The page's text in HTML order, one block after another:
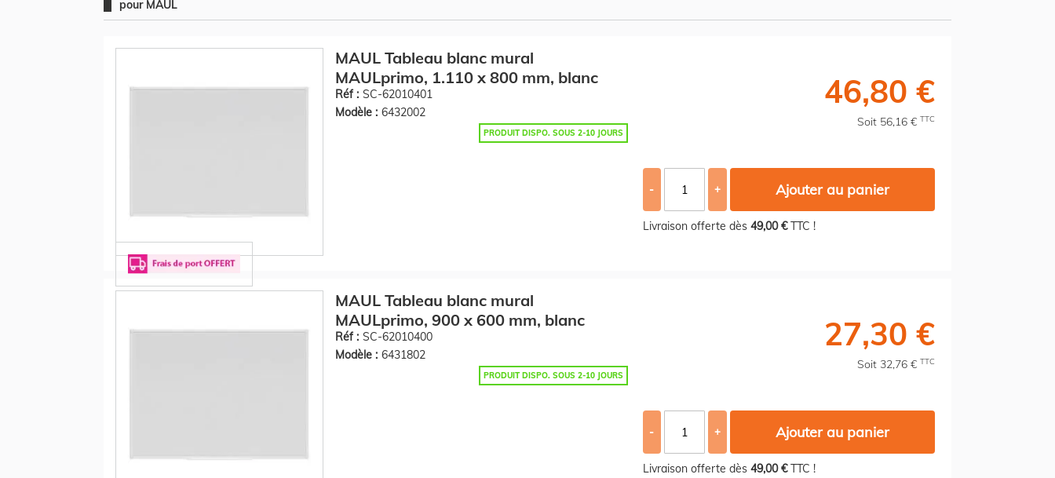
pour MAUL
MAUL Tableau blanc mural
MAULprimo, 1.110 x 800 mm, blanc
Réf : SC-62010401
Modèle : 6432002
PRODUIT DISPO. SOUS 2-10 JOURS
46,80 €
Soit 56,16 € TTC
- + Ajouter au panier
Livraison offerte dès 49,00 €TTC !
MAUL Tableau blanc mural
MAULprimo, 900 x 600 mm, blanc
Réf : SC-62010400
Modèle : 6431802
PRODUIT DISPO. SOUS 2-10 JOURS
27,30 €
Soit 32,76 € TTC
- + Ajouter au panier
Livraison offerte dès 49,00 €TTC !